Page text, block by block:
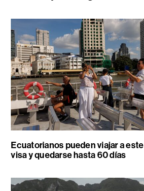
Ecuatorianos pueden viajar a
visa y quedarse hasta 60 días